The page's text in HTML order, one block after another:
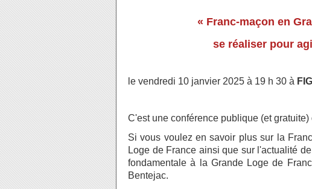
« Franc-maçon en
se réaliser pour
le vendredi 10 janvier 2025 à 19 h 30 à
C'est une conférence publique (et gratuite)
Si vous voulez en savoir plus sur la
Loge de France ainsi que sur l'actualité
fondamentale à la Grande Loge de
Bentejac.